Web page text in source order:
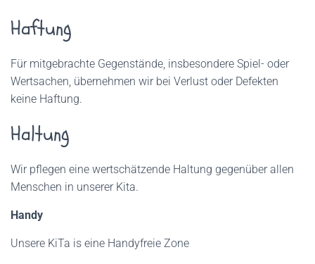
Haftung
Für mitgebrachte Gegenstände, insbesondere Spiel- oder
Wertsachen, übernehmen wir bei Verlust oder Defekten
keine Haftung.
Haltung
Wir pflegen eine wertschätzende Haltung gegenüber allen
Menschen in unserer Kita.
Handy
Unsere KiTa is eine Handyfreie Zone